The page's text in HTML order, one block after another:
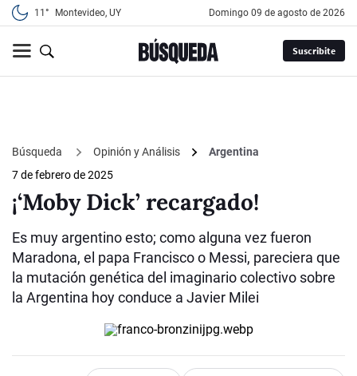
11° Montevideo, UY domingo 09 de agosto de 2026
Suscribite
Búsqueda Opinión y Análisis
Argentina
7 de febrero de 2025
¡‘Moby Dick’ recargado!
Es muy argentino esto; como alguna vez fueron
Maradona, el papa Francisco o Messi, pareciera que
la mutación genética del imaginario colectivo sobre
la Argentina hoy conduce a Javier Milei